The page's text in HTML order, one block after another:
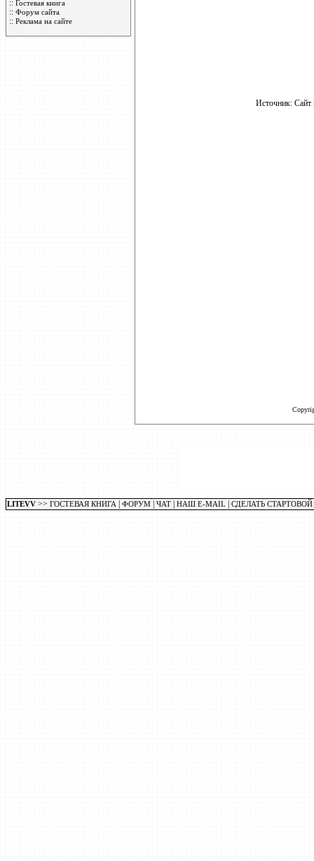
:: Гостевая книга
:: Форум сайта
:: Реклама на сайте
Источник: Сайт
LITEVV >> ГОСТЕВАЯ КНИГА ФОРУМ ЧАТ НАШ E-MAIL СДЕЛАТЬ СТАРТОВОЙ